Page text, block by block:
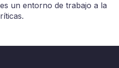
un entorno de trabajo a la